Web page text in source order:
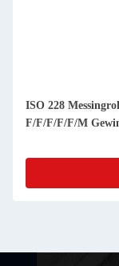
ISO 228
F/F/F/F/F/M